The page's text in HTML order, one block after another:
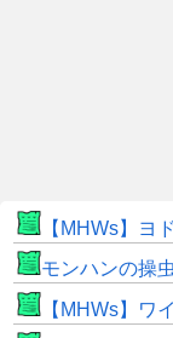
【MHWs】ヨドバ
モンハンの操虫棍「スリ
【MHWs】ワイルズアセ